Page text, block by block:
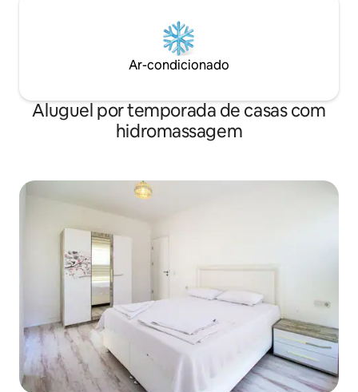
Ar-condicionado
Aluguel por temporada de casas com
hidromassagem